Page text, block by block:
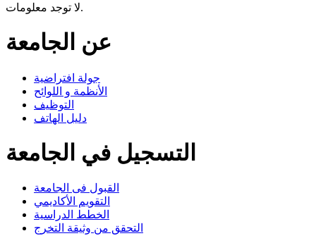
لا توجد معلومات.
عن الجامعة
جولة افتراضية
الأنظمة و اللوائح
التوظيف
دليل الهاتف
التسجيل في الجامعة
القبول فى الجامعة
التقويم الأكاديمي
الخطط الدراسية
التحقق من وثيقة التخرج